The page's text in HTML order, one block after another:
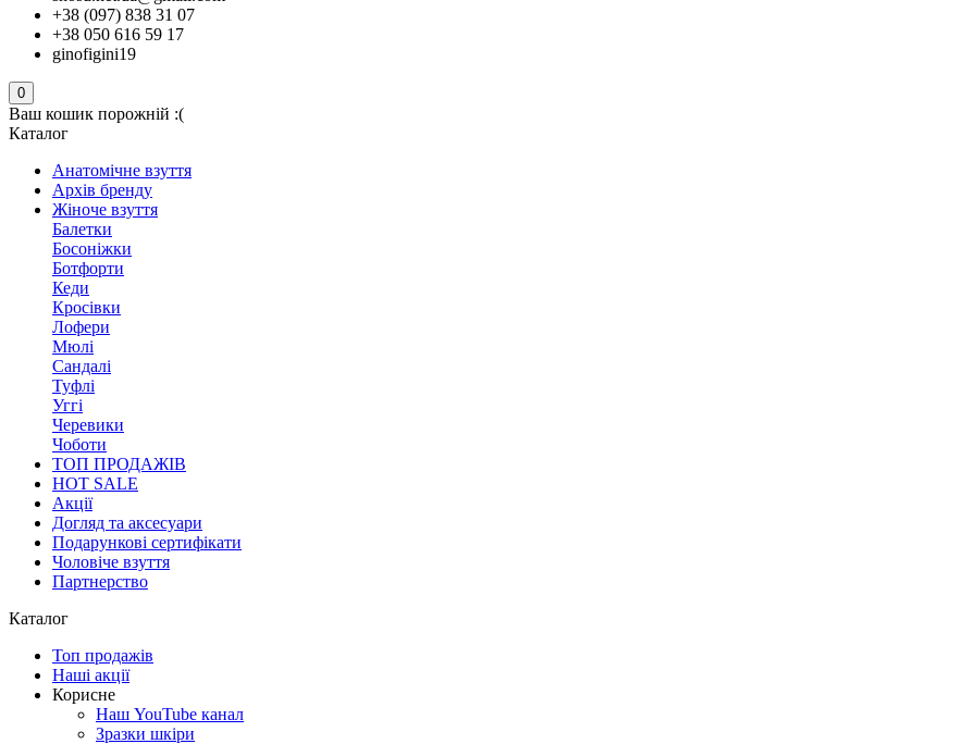
+38 (097) 838 31 07
+38 050 616 59 17
ginofigini19
0
Ваш кошик порожній :(
Каталог
Анатомічне взуття
Архів бренду
Жіноче взуття
Балетки
Босоніжки
Ботфорти
Кеди
Кросівки
Лофери
Мюлі
Сандалі
Туфлі
Уггі
Черевики
Чоботи
ТОП ПРОДАЖІВ
HOT SALE
Акції
Догляд та аксесуари
Подарункові сертифікати
Чоловіче взуття
Партнерство
Каталог
Топ продажів
Наші акції
Корисне
Наш YouTube канал
Зразки шкіри